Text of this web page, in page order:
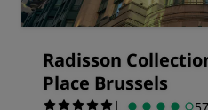
Radisson
Place Brussels
|